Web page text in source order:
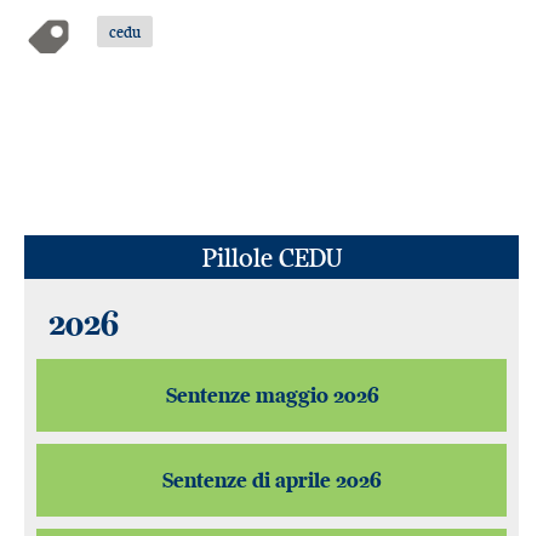
cedu
Pillole CEDU
2026
Sentenze maggio 2026
Sentenze di aprile 2026